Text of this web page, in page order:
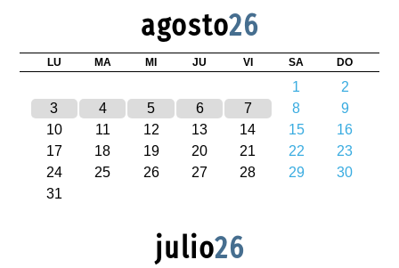
agosto26
LU MA MI JU VI SA DO
1
2
3
4 5 6 7 8
9
10
11 12 13 14 15
16
17
18 19 20 21 22
23
24
25 26 27 28 29
30
31
julio26